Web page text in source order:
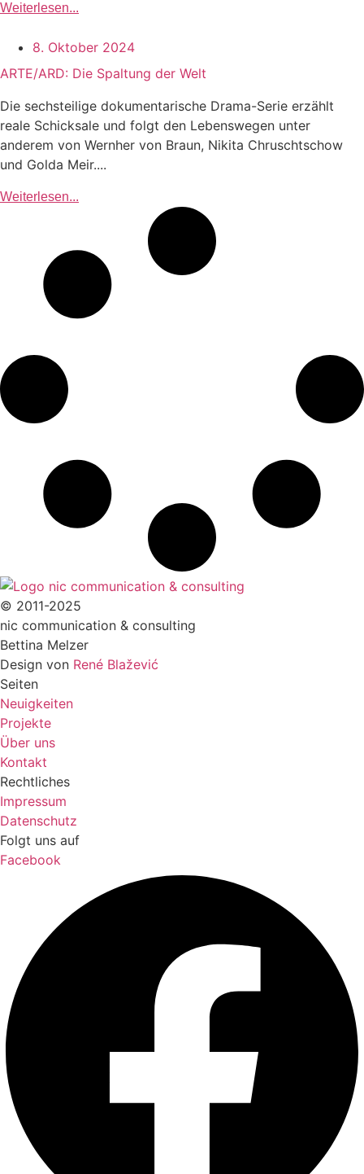
Weiterlesen...
8. Oktober 2024
ARTE/ARD: Die Spaltung der Welt
Die sechsteilige dokumentarische Drama-Serie erzählt
reale Schicksale und folgt den Lebenswegen unter
anderem von Wernher von Braun, Nikita Chruschtschow
und Golda Meir....
Weiterlesen...
© 2011-2025
nic communication & consulting
Bettina Melzer
Design von René Blažević
Seiten
Neuigkeiten
Projekte
Über uns
Kontakt
Rechtliches
Impressum
Datenschutz
Folgt uns auf
Facebook